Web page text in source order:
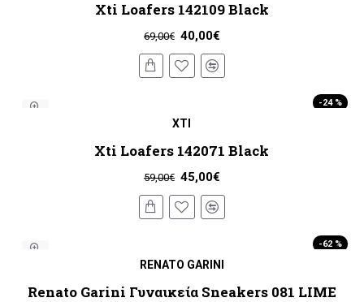
Xti Loafers 142109 Black
40,00€
69,00€
-24 %
XTI
Xti Loafers 142071 Black
45,00€
59,00€
-62 %
RENATO GARINI
Renato Garini Γυναικεία Sneakers 081 LIME